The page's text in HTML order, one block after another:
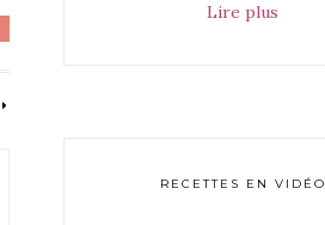
Lire plus
RECETTES EN VIDÉO